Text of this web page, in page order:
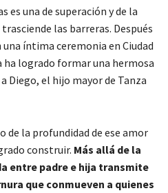
es una de superación y de la
las barreras. Después
íntima ceremonia en Ciudad
ha logrado formar una hermosa
Diego, el hijo mayor de Tanza
la profundidad de ese amor
construir. Más allá de la
entre padre e hija transmite
que conmueven a quienes